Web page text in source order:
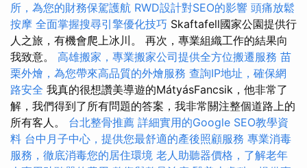
所，為您的財務保駕護航 RWD設計對SEO的影響 頭痛放鬆
按摩 全面掌握搜尋引擎優化技巧 Skaftafell國家公園提供行
人之旅，有機會爬上冰川。 再次，專業組織工作的結果向
我致意。 高雄搬家，專業搬家公司提供全方位搬遷服務 苗
栗外燴，為您帶來高品質的外燴服務 查詢IP地址，確保網
路安全 我真的很想讚美導遊的MátyásFancsik，他非常了
解，我們得到了所有問題的答案，我非常關注整個道路上的
所有客人。 台北整骨推薦 詳細實用的Google SEO教學資
料 台中月子中心，提供您最舒適的產後照顧服務 專業消毒
服務，徹底消毒您的居住環境 老人助聽器價格，了解老年